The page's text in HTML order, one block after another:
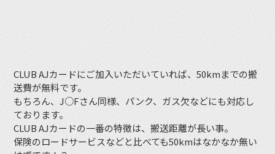
CLUB AJカードにご加入いただいていれば、50kmまでの搬
送費が無料です。
もちろん、J○Fさん同様、パンク、ガス欠などにも対応し
ております。
CLUB AJカードの一番の特徴は、搬送距離が長い事。
保険のロードサービスなどと比べても50kmはなかなか無い